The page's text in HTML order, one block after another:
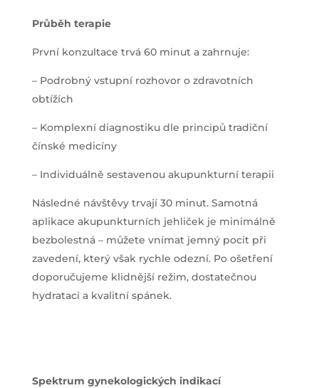
Průběh terapie
První konzultace trvá 60 minut a zahrnuje:
– Podrobný vstupní rozhovor o zdravotních
obtížích
– Komplexní diagnostiku dle principů tradiční
čínské medicíny
– Individuálně sestavenou akupunkturní terapii
Následné návštěvy trvají 30 minut. Samotná
aplikace akupunkturních jehliček je minimálně
bezbolestná – můžete vnímat jemný pocit při
zavedení, který však rychle odezní. Po ošetření
doporučujeme klidnější režim, dostatečnou
hydrataci a kvalitní spánek.
Spektrum gynekologických indikací